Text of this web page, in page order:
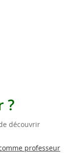
?
découvrir
professeur